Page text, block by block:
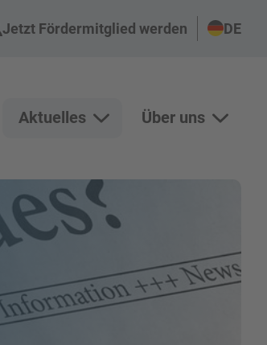
Jetzt Fördermitglied werden DE
von Publikationen anzeigen
Unterseiten von Aktuelles
Aktuelles Über uns